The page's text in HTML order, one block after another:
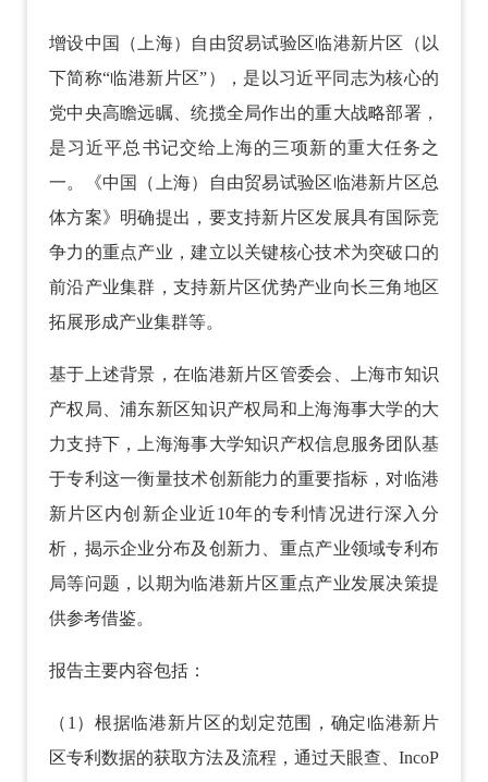
增设中国（上海）自由贸易试验区临港新片区（以
下简称“临港新片区”），是以习近平同志为核心的
党中央高瞻远瞩、统揽全局作出的重大战略部署，
是习近平总书记交给上海的三项新的重大任务之
一。《中国（上海）自由贸易试验区临港新片区总
体方案》明确提出，要支持新片区发展具有国际竞
争力的重点产业，建立以关键核心技术为突破口的
前沿产业集群，支持新片区优势产业向长三角地区
拓展形成产业集群等。
基于上述背景，在临港新片区管委会、上海市知识
产权局、浦东新区知识产权局和上海海事大学的大
力支持下，上海海事大学知识产权信息服务团队基
于专利这一衡量技术创新能力的重要指标，对临港
新片区内创新企业近10年的专利情况进行深入分
析，揭示企业分布及创新力、重点产业领域专利布
局等问题，以期为临港新片区重点产业发展决策提
供参考借鉴。
报告主要内容包括：
（1）根据临港新片区的划定范围，确定临港新片
区专利数据的获取方法及流程，通过天眼查、IncoP